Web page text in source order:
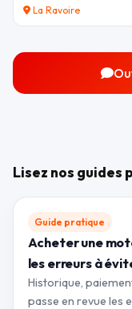
La Ravoire
Lisez nos guides
Guide pratique
Acheter une
les erreurs à
Historique,
passe en revue les